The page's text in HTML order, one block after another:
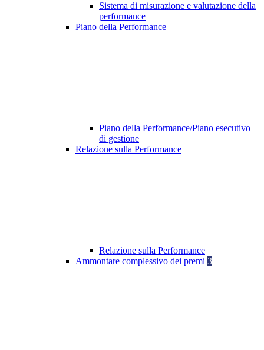
Sistema di misurazione e valutazione della
performance
Piano della Performance
Piano della Performance/Piano esecutivo
di gestione
Relazione sulla Performance
Relazione sulla Performance
Ammontare complessivo dei premi 3